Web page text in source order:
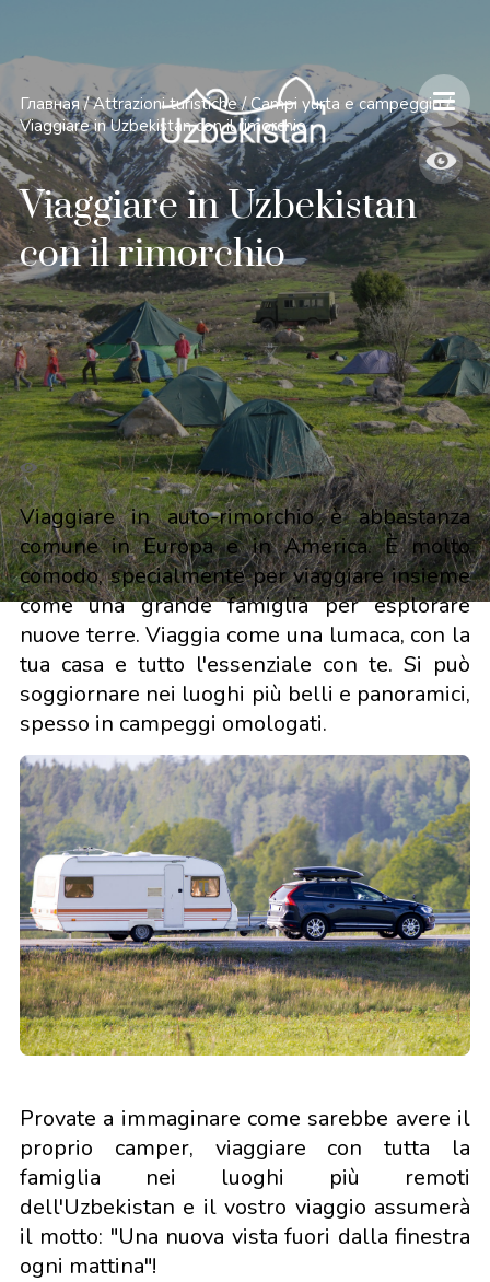
Главная / Attrazioni turistiche / Campi yurta e campeggio /
Viaggiare in Uzbekistan con il rimorchio
Viaggiare in Uzbekistan
con il rimorchio
Viaggiare in auto-rimorchio è abbastanza
comune in Europa e in America. È molto
comodo, specialmente per viaggiare insieme
come una grande famiglia per esplorare
nuove terre. Viaggia come una lumaca, con la
tua casa e tutto l'essenziale con te. Si può
soggiornare nei luoghi più belli e panoramici,
spesso in campeggi omologati.
Provate a immaginare come sarebbe avere il
proprio camper, viaggiare con tutta la
famiglia nei luoghi più remoti
dell'Uzbekistan e il vostro viaggio assumerà
il motto: "Una nuova vista fuori dalla finestra
ogni mattina"!